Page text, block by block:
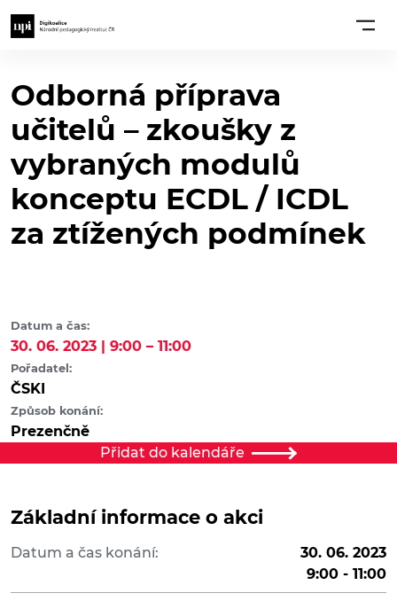
Odborná příprava
učitelů – zkoušky z
vybraných modulů
konceptu ECDL / ICDL
za ztížených podmínek
Datum a čas:
30. 06. 2023 | 9:00 – 11:00
Pořadatel:
ČSKI
Způsob konání:
Prezenčně
Přidat do kalendáře
Základní informace o akci
Datum a čas konání:
30. 06. 2023
9:00 - 11:00